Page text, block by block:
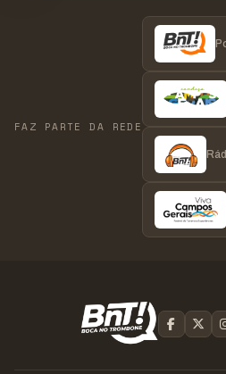
FAZ PARTE DA REDE